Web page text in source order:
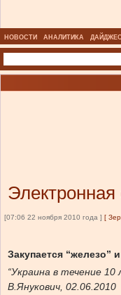
НОВОСТИ АНАЛИТИКА
[07:06 22 ноября 2010 года ] [
Закупается “железо”
“Украина в течение
В.Янукович, 02.06.2010